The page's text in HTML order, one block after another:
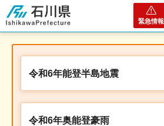
石川県
緊急情報
令和6年能登半島地震
令和6年奥能登豪雨